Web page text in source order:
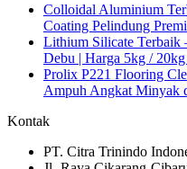
Colloidal Aluminium
Coating Pelindung
Lithium Silicate Terbaik
Debu | Harga 5kg /
Prolix P221 Flooring
Ampuh Angkat Minyak
Kontak
PT. Citra Trinindo